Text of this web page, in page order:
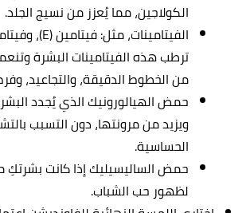
الكولاجين، مما يُعزز من نسيج الجلد.
ترطب هذه الفيتامينات البشرة
من الخطوط الدقيقة، والتجاعيد،
حمض الهيالورونيك الذي يُجدد
ويزيد من مرونتها، دون التسبب
الحساسية.
حمض الساليسيليك إذا كانت
لظهور حب الشباب.